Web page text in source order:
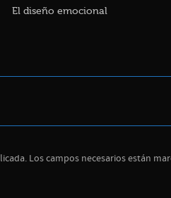
El diseño emocional
Los campos necesarios están